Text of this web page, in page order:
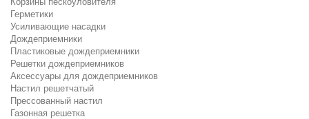
Герметики
Усиливающие насадки
Дождеприемники
Пластиковые дождеприемники
Решетки дождеприемников
Аксессуары для дождеприемников
Настил решетчатый
Прессованный настил
Газонная решетка